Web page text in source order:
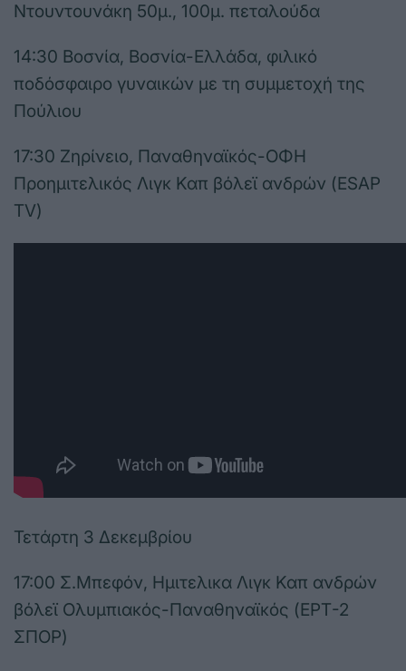
Ντουντουνάκη 50μ., 100μ. πεταλούδα
14:30 Βοσνία, Βοσνία-Ελλάδα, φιλικό
ποδόσφαιρο γυναικών με τη συμμετοχή της
Πούλιου
17:30 Ζηρίνειο, Παναθηναϊκός-ΟΦΗ
Προημιτελικός Λιγκ Καπ βόλεϊ ανδρών (ESAP
TV)
Τετάρτη 3 Δεκεμβρίου
17:00 Σ.Μπεφόν, Ημιτελικα Λιγκ Καπ ανδρών
βόλεϊ Ολυμπιακός-Παναθηναϊκός (ΕΡΤ-2
ΣΠΟΡ)